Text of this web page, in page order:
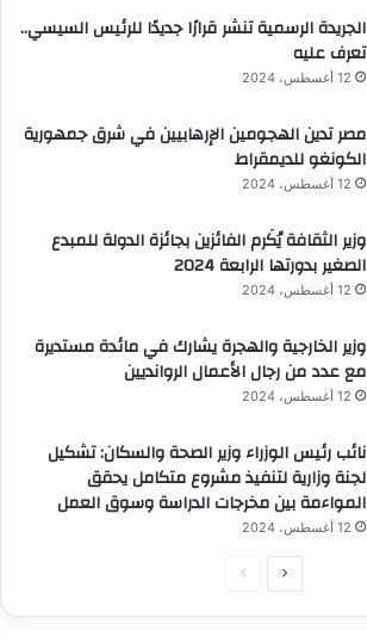
الجريدة الرسمية تنشر قرارًا جديدًا للرئيس السيسي..
تعرف عليه
12 أغسطس، 2024
مصر تدين الهجومين الإرهابيين في شرق جمهورية
الكونغو للديمقراط
12 أغسطس، 2024
وزير الثقافة يُكَرم الفائزين بجائزة الدولة للمبدع
الصغير بدورتها الرابعة 2024
12 أغسطس، 2024
وزير الخارجية والهجرة يشارك في مائدة مستديرة
مع عدد من رجال الأعمال الروانديين
12 أغسطس، 2024
نائب رئيس الوزراء وزير الصحة والسكان: تشكيل
لجنة وزارية لتنفيذ مشروع متكامل يحقق
المواءمة بين مخرجات الدراسة وسوق العمل
12 أغسطس، 2024
الصفحةالصفحة